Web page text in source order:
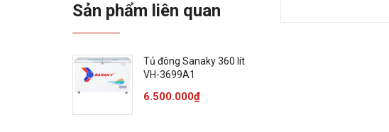
Sản phẩm liên quan
Tủ đông Sanaky 360 lít
VH-3699A1
6.500.000₫